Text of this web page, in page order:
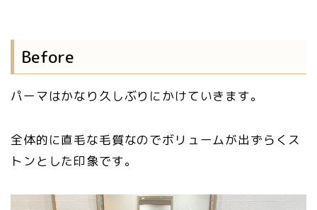
Before
パーマはかなり久しぶりにかけていきます。
全体的に直毛な毛質なのでボリュームが出ずらくス
トンとした印象です。